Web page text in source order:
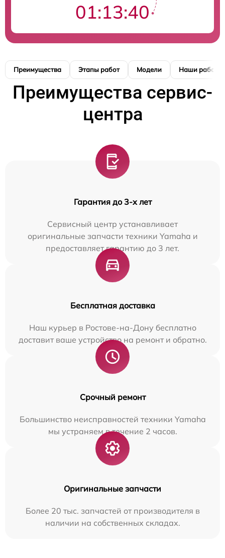
01:13:40
Преимущества Этапы работ Модели Наши работы
Преимущества сервис-
центра
Гарантия до 3-х лет
Сервисный центр устанавливает
оригинальные запчасти техники Yamaha и
предоставляет гарантию до 3 лет.
Бесплатная доставка
Наш курьер в Ростове-на-Дону бесплатно
доставит ваше устройство на ремонт и обратно.
Срочный ремонт
Большинство неисправностей техники Yamaha
мы устраняем в течение 2 часов.
Оригинальные запчасти
Более 20 тыс. запчастей от производителя в
наличии на собственных складах.